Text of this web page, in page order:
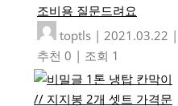
조비용 질문드려요
toptls | 2021.03.22 |
추천 0 | 조회 1
1톤 냉탑 칸막이
// 지지봉 2개 셋트 가격문